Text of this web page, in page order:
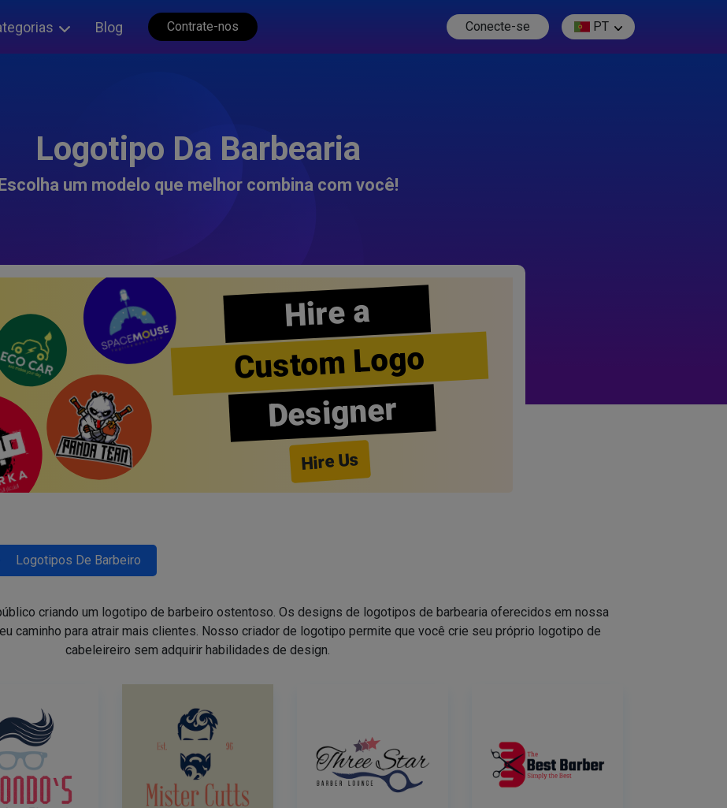
Blog Contrate-nos Conecte-se PT
Logotipo Da Barbearia
um modelo que melhor combina com você!
Hire a
Custom Logo
Designer
Hire Us
Logotipos De Barbeiro
criando um logotipo de barbeiro ostentoso. Os designs de logotipos de barbearia oferecidos em nossa
caminho para atrair mais clientes. Nosso criador de logotipo permite que você crie seu próprio logotipo de
cabeleireiro sem adquirir habilidades de design.